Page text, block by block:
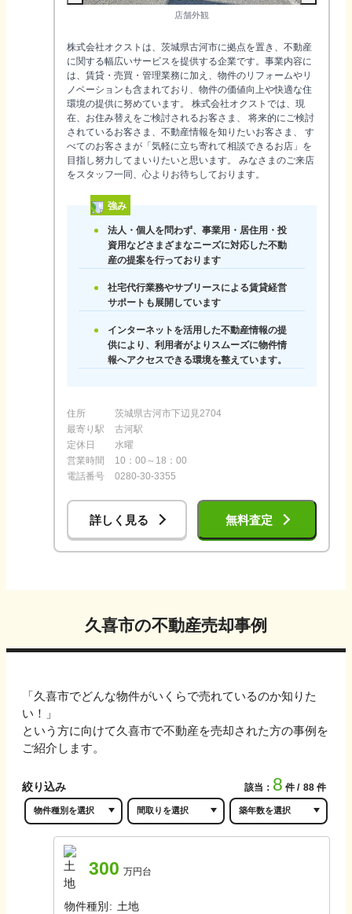
店舗外観
株式会社オクストは、茨城県古河市に拠点を置き、不動産
に関する幅広いサービスを提供する企業です。事業内容に
は、賃貸・売買・管理業務に加え、物件のリフォームやリ
ノベーションも含まれており、物件の価値向上や快適な住
環境の提供に努めています。 株式会社オクストでは、現
在、お住み替えをご検討されるお客さま、 将来的にご検討
されているお客さま、不動産情報を知りたいお客さま、 す
べてのお客さまが「気軽に立ち寄れて相談できるお店」を
目指し努力してまいりたいと思います。 みなさまのご来店
をスタッフ一同、心よりお待ちしております。
強み
法人・個人を問わず、事業用・居住用・投
資用などさまざまなニーズに対応した不動
産の提案を行っております
社宅代行業務やサブリースによる賃貸経営
サポートも展開しています
インターネットを活用した不動産情報の提
供により、利用者がよりスムーズに物件情
報へアクセスできる環境を整えています。
住所
茨城県古河市下辺見2704
最寄り駅
古河駅
定休日
水曜
営業時間
10：00～18：00
電話番号
0280-30-3355
詳しく見る 無料査定
久喜市の不動産売却事例
「久喜市でどんな物件がいくらで売れているのか知りた
い！」
という方に向けて久喜市で不動産を売却された方の事例を
ご紹介します。
絞り込み 該当： 8 件 88 件
300 万円台
物件種別 : 土地